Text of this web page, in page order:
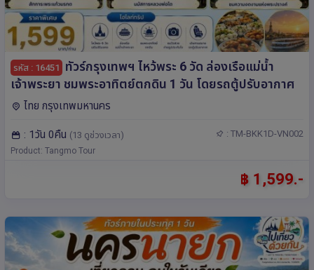
รหัส : 16451
ทัวร์กรุงเทพฯ ไหว้พระ 6 วัด ล่องเรือแม่น้ำ
เจ้าพระยา ชมพระอาทิตย์ตกดิน 1 วัน โดยรถตู้ปรับอากาศ
ไทย กรุงเทพมหานคร
: 1วัน 0คืน (13 ดูช่วงเวลา) : TM-BKK1D-VN002
Product: Tangmo Tour
฿ 1,599.-